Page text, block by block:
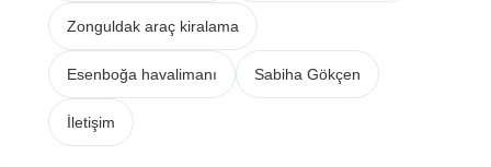
Zonguldak araç kiralama
Esenboğa havalimanı Sabiha Gökçen
İletişim